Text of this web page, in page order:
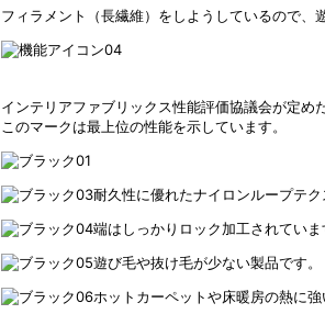
フィラメント（長繊維）をしようしているので、
インテリアファブリックス性能評価協議会が定め
このマークは最上位の性能を示しています。
耐久性に優れたナイロンループテク
端はしっかりロック加工されていま
遊び毛や抜け毛が少ない製品です。
ホットカーペットや床暖房の熱に強